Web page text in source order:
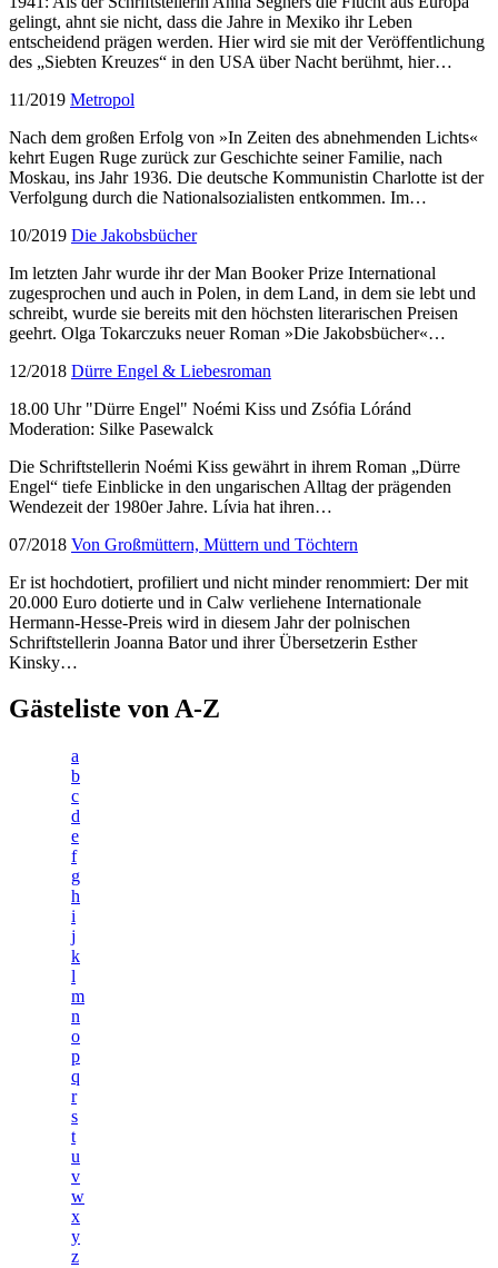
gelingt, ahnt sie nicht, dass die Jahre in Mexiko ihr Leben
entscheidend prägen werden. Hier wird sie mit der Veröffentlichung
des „Siebten Kreuzes“ in den USA über Nacht berühmt, hier…
11/2019 Metropol
Nach dem großen Erfolg von »In Zeiten des abnehmenden Lichts«
kehrt Eugen Ruge zurück zur Geschichte seiner Familie, nach
Moskau, ins Jahr 1936. Die deutsche Kommunistin Charlotte ist der
Verfolgung durch die Nationalsozialisten entkommen. Im…
10/2019 Die Jakobsbücher
Im letzten Jahr wurde ihr der Man Booker Prize International
zugesprochen und auch in Polen, in dem Land, in dem sie lebt und
schreibt, wurde sie bereits mit den höchsten literarischen Preisen
geehrt. Olga Tokarczuks neuer Roman »Die Jakobsbücher«…
12/2018 Dürre Engel & Liebesroman
18.00 Uhr "Dürre Engel" Noémi Kiss und Zsófia Lóránd
Moderation: Silke Pasewalck
Die Schriftstellerin Noémi Kiss gewährt in ihrem Roman „Dürre
Engel“ tiefe Einblicke in den ungarischen Alltag der prägenden
Wendezeit der 1980er Jahre. Lívia hat ihren…
07/2018 Von Großmüttern, Müttern und Töchtern
Er ist hochdotiert, profiliert und nicht minder renommiert: Der mit
20.000 Euro dotierte und in Calw verliehene Internationale
Hermann-Hesse-Preis wird in diesem Jahr der polnischen
Schriftstellerin Joanna Bator und ihrer Übersetzerin Esther
Kinsky…
Gästeliste von A-Z
a
b
c
d
e
f
g
h
i
j
k
l
m
n
o
p
q
r
s
t
u
v
w
x
y
z